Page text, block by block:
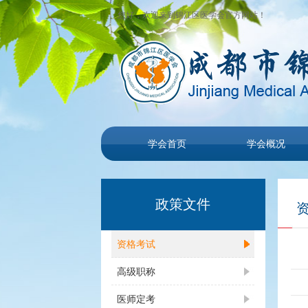
您好，欢迎来到锦江区医学会官方网站！
学会首页 学会概况
政策文件
资格考试
高级职称
医师定考